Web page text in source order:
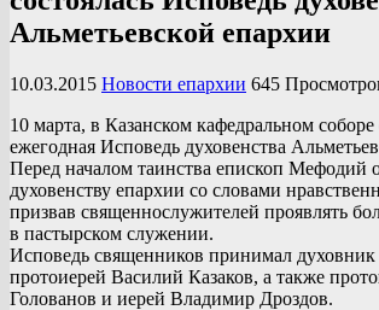
Альметьевской епархии
10.03.2015 Новости епархии 645
10 марта, в Казанском кафедральном соборе
ежегодная Исповедь духовенства
Перед началом таинства епископ Мефодий
духовенству епархии со словами
призвав священнослужителей проявлять
в пастырском служении.
Исповедь священников принимал духовник
протоиерей Василий Казаков, а также
Голованов и иерей Владимир Дроздов.